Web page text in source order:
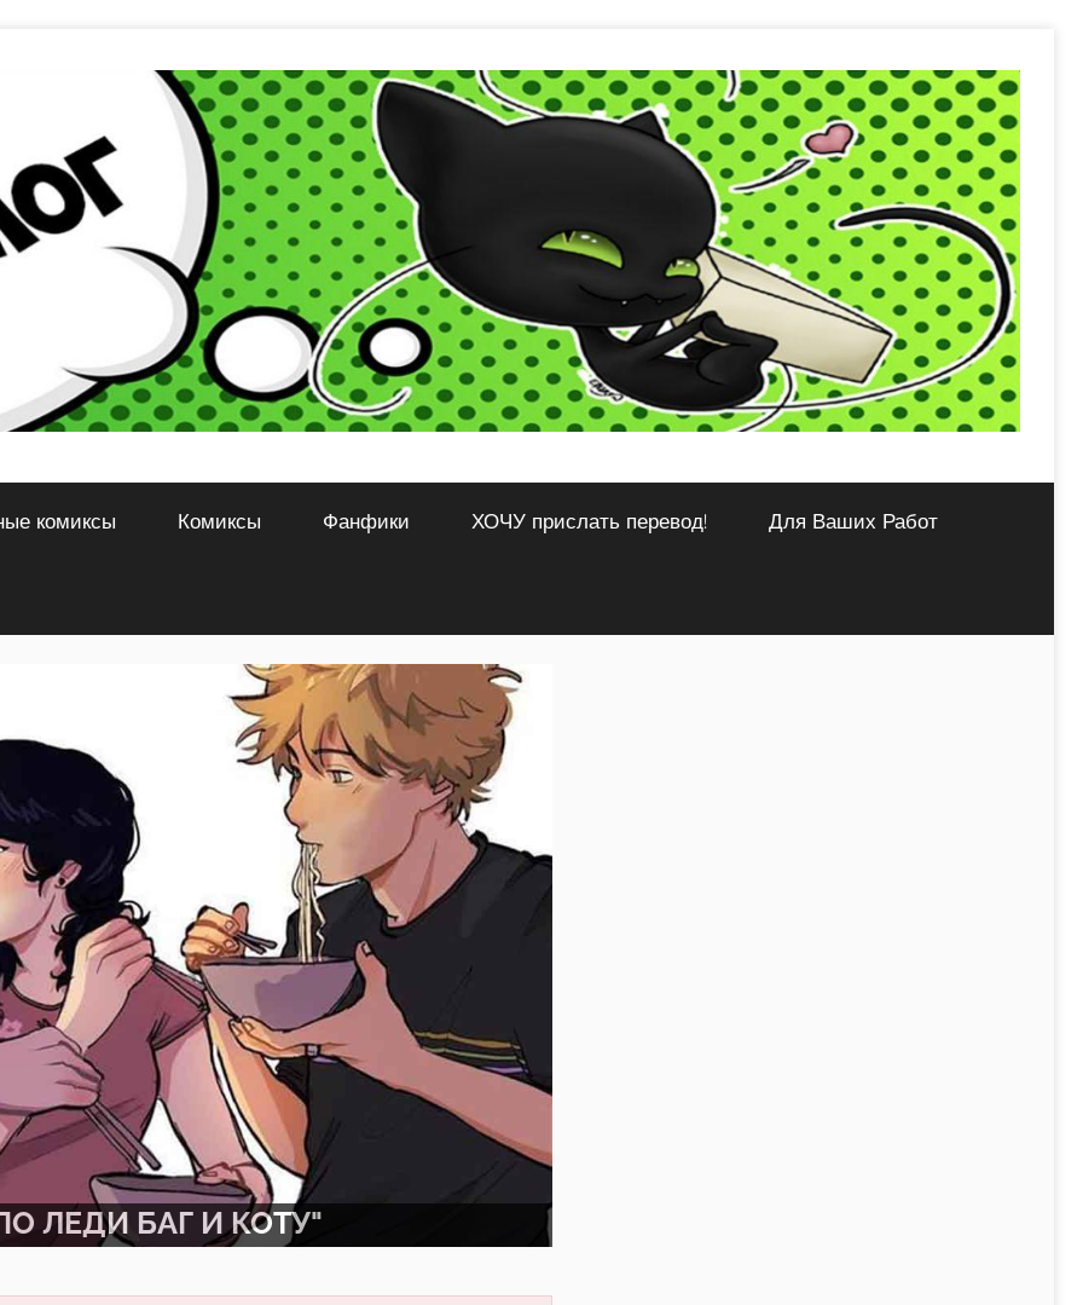
комиксы Комиксы Фанфики ХОЧУ прислать перевод! Для Ваших Работ
ЛЕДИ БАГ И КОТУ"